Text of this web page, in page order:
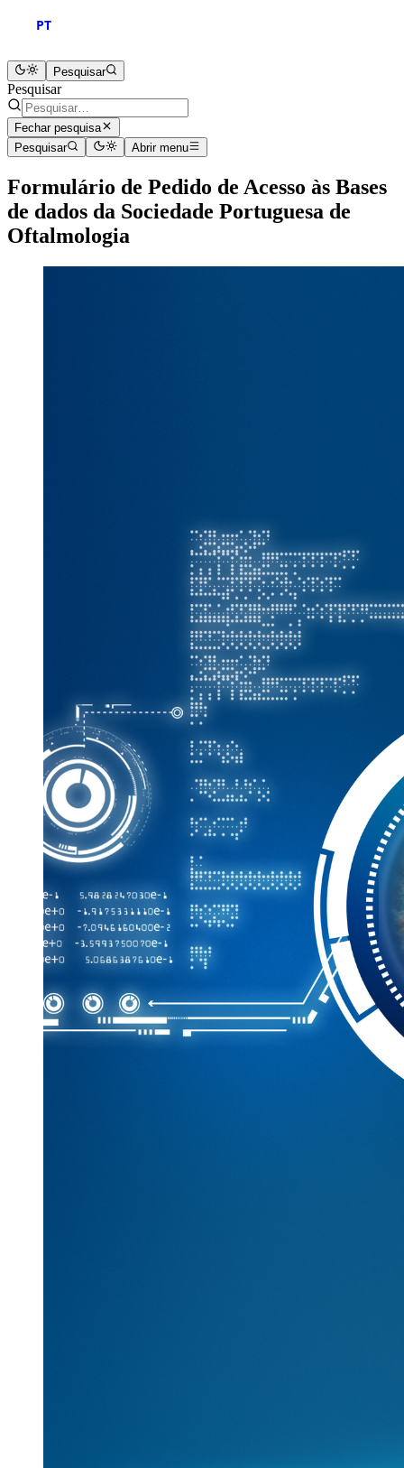
PT
Pesquisar
Pesquisar
Fechar pesquisa
Pesquisar
Abrir menu
Formulário de Pedido de Acesso às Bases
de dados da Sociedade Portuguesa de
Oftalmologia